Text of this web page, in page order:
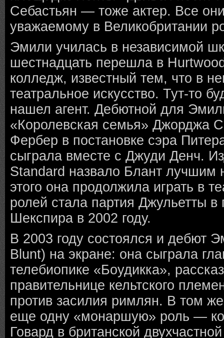
Себастьян — тоже актер. Все
уважаемому в Великобритании
Эмили училась в независимой
шестнадцать перешла в
колледж, известный тем, что в
театральное искусство. Тут-то
нашел агент. Дебютной для
«Королевская семья» Джорджа
Фербер в постановке сэра
сыграла вместе с Джуди Денч.
Standard назвало Блант лучшим
этого она продолжила играть в
ролей стала партия Джульетты в
Шекспира в 2002 году.
В 2003 году состоялся и дебют
Blunt) на экране: она сыграла
телебиопике «Боудикка»,
правительнице кельтского
против засилия римлян. В том
еще одну «монаршую» роль —
Говард в британской